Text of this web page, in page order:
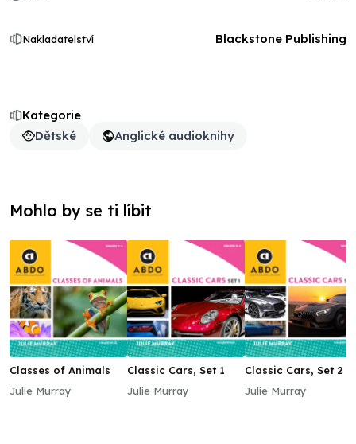
Kategorie
Dětské
Anglické audioknihy
Nakladatelství Blackstone Publishing
Mohlo by se ti líbit
Classes of Animals
Julie Murray
Classic Cars, Set 1
Julie Murray
Classic Cars, Set 2
Julie Murray